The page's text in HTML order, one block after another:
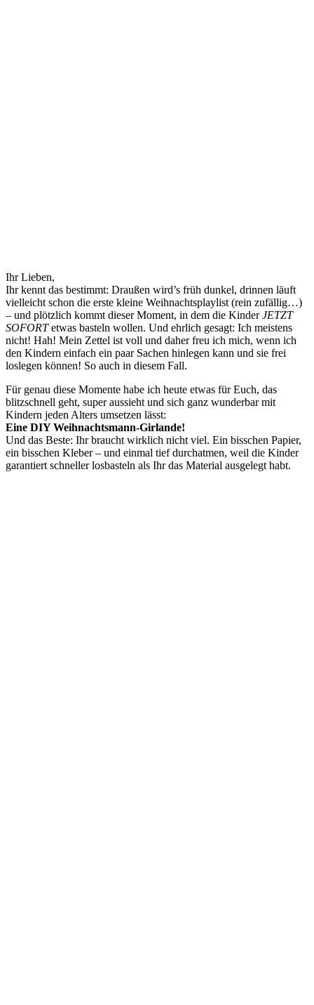
Ihr Lieben,
Ihr kennt das bestimmt: Draußen wird’s früh dunkel, drinnen läuft
vielleicht schon die erste kleine Weihnachtsplaylist (rein zufällig…)
– und plötzlich kommt dieser Moment, in dem die KinderJETZT
SOFORTetwas basteln wollen. Und ehrlich gesagt: Ich meistens
nicht! Hah! Mein Zettel ist voll und daher freu ich mich, wenn ich
den Kindern einfach ein paar Sachen hinlegen kann und sie frei
loslegen können! So auch in diesem Fall.
Für genau diese Momente habe ich heute etwas für Euch, das
blitzschnell geht, super aussieht und sich ganz wunderbar mit
Kindern jeden Alters umsetzen lässt:
Eine DIY Weihnachtsmann-Girlande!
Und das Beste: Ihr braucht wirklich nicht viel. Ein bisschen Papier,
ein bisschen Kleber – und einmal tief durchatmen, weil die Kinder
garantiert schneller losbasteln als Ihr das Material ausgelegt habt.